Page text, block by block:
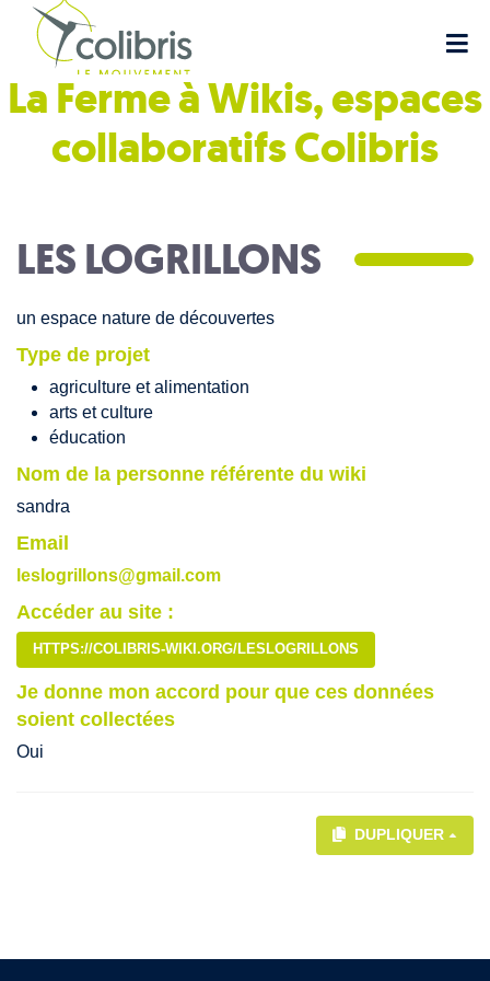
La Ferme à Wikis, espaces
collaboratifsColibris
LES LOGRILLONS
un espace nature de découvertes
Type de projet
agriculture et alimentation
arts et culture
éducation
Nom de la personne référente du wiki
sandra
Email
leslogrillons@gmail.com
Accéder au site :
HTTPS://COLIBRIS-WIKI.ORG/LESLOGRILLONS
Je donne mon accord pour que ces données
soient collectées
Oui
DUPLIQUER